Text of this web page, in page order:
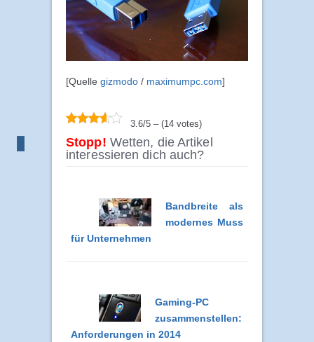
[Quelle gizmodo / maximumpc.com]
3.6/5 – (14 votes)
Stopp! Wetten, die Artikel
interessieren dich auch?
Bandbreite als
modernes Muss
für Unternehmen
Gaming-PC
zusammenstellen:
Anforderungen in 2014